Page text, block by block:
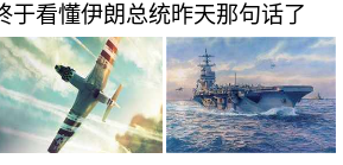
于看懂伊朗总统昨天那句话了